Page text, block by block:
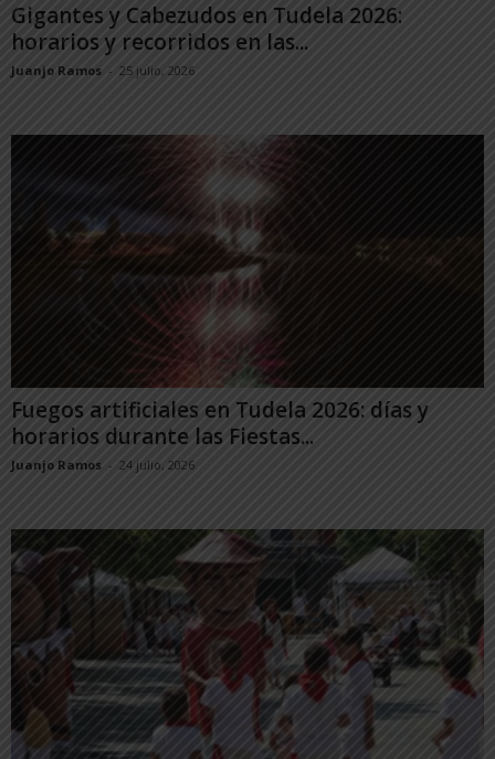
Gigantes y Cabezudos en Tudela 2026:
horarios y recorridos en las...
Juanjo Ramos - 25 julio, 2026
Fuegos artificiales en Tudela 2026: días y
horarios durante las Fiestas...
Juanjo Ramos - 24 julio, 2026